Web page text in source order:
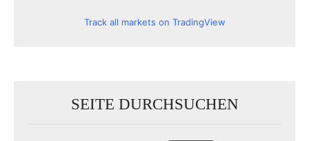
Track all markets on TradingView
SEITE DURCHSUCHEN